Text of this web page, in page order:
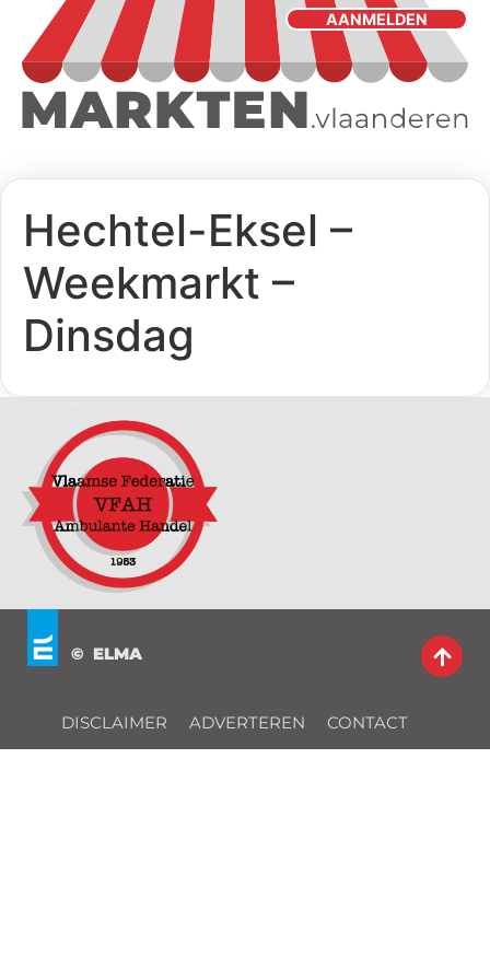
AANMELDEN
Hechtel-Eksel –
Weekmarkt –
Dinsdag
© ELMA
DISCLAIMER ADVERTEREN CONTACT